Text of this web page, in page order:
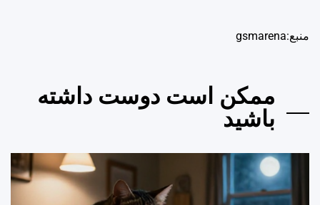
منبع:gsmarena
ممکن است دوست داشته
باشید